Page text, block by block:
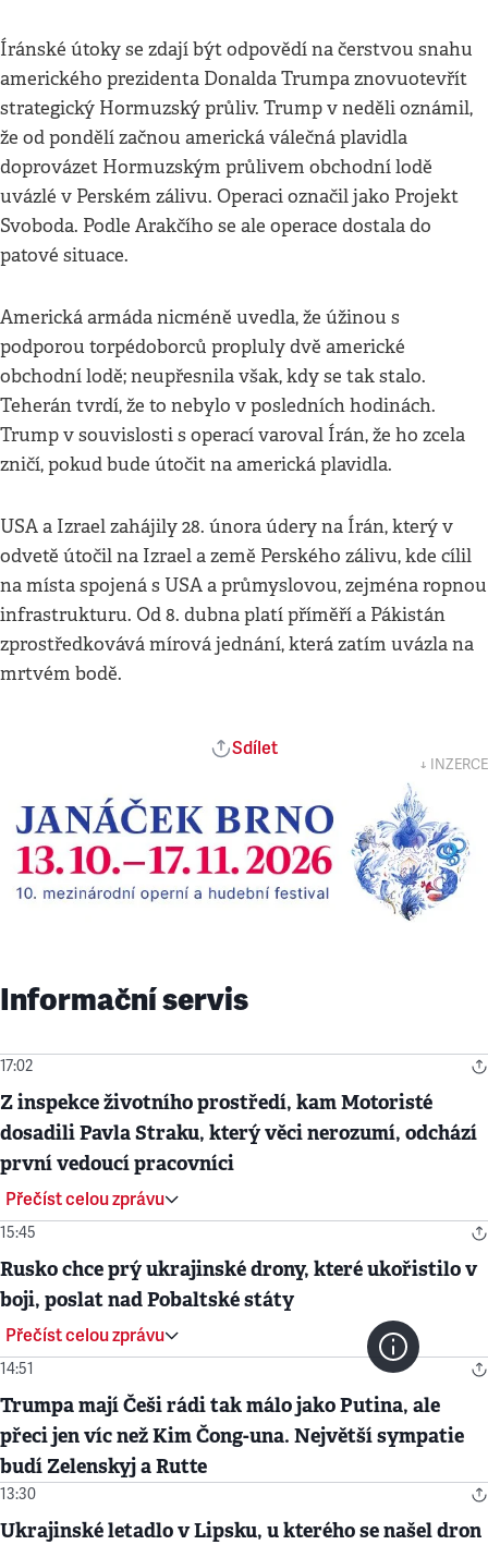
Íránské útoky se zdají být odpovědí na čerstvou snahu
amerického prezidenta Donalda Trumpa znovuotevřít
strategický Hormuzský průliv. Trump v neděli oznámil,
že od pondělí začnou americká válečná plavidla
doprovázet Hormuzským průlivem obchodní lodě
uvázlé v Perském zálivu. Operaci označil jako Projekt
Svoboda. Podle Arakčího se ale operace dostala do
patové situace.
Americká armáda nicméně uvedla, že úžinou s
podporou torpédoborců propluly dvě americké
obchodní lodě; neupřesnila však, kdy se tak stalo.
Teherán tvrdí, že to nebylo v posledních hodinách.
Trump v souvislosti s operací varoval Írán, že ho zcela
zničí, pokud bude útočit na americká plavidla.
USA a Izrael zahájily 28. února údery na Írán, který v
odvetě útočil na Izrael a země Perského zálivu, kde cílil
na místa spojená s USA a průmyslovou, zejména ropnou
infrastrukturu. Od 8. dubna platí příměří a Pákistán
zprostředkovává mírová jednání, která zatím uvázla na
mrtvém bodě.
Sdílet
↓ INZERCE
Informační servis
17:02
Z inspekce životního prostředí, kam Motoristé
dosadili Pavla Straku, který věci nerozumí, odchází
první vedoucí pracovníci
Přečíst celou zprávu
15:45
Rusko chce prý ukrajinské drony, které ukořistilo v
boji, poslat nad Pobaltské státy
Přečíst celou zprávu
14:51
Trumpa mají Češi rádi tak málo jako Putina, ale
přeci jen víc než Kim Čong-una. Největší sympatie
budí Zelenskyj a Rutte
13:30
Ukrajinské letadlo v Lipsku, u kterého se našel dron